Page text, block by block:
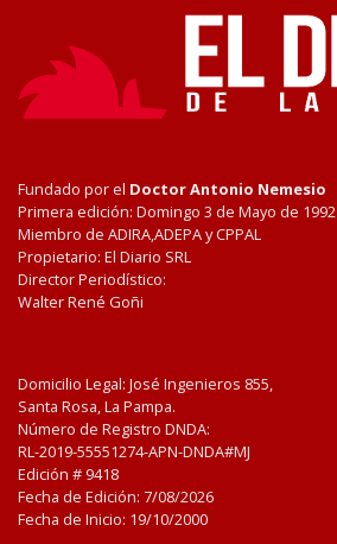
Fundado por el Doctor Antonio Nemesio
Primera edición: Domingo 3 de Mayo de 1992
Miembro de ADIRA,ADEPA y CPPAL
Propietario: El Diario SRL
Director Periodístico:
Walter René Goñi
Domicilio Legal: José Ingenieros 855,
Santa Rosa, La Pampa.
Número de Registro DNDA:
RL-2019-55551274-APN-DNDA#MJ
Edición # 9418
Fecha de Edición: 7/08/2026
Fecha de Inicio: 19/10/2000